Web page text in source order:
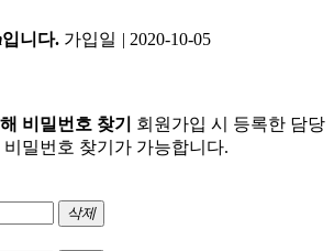
입니다. 가입일 | 2020-10-05
비밀번호 찾기
회원가입 시 등록한 담당
밀번호 찾기가 가능합니다.
삭제